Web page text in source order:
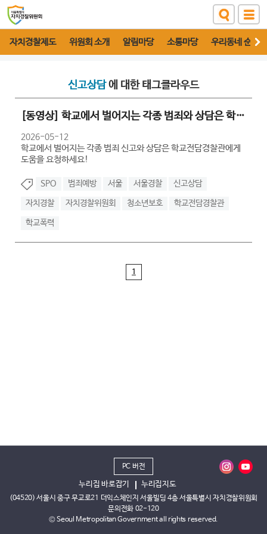
자치경찰제도 위원회 소개 알림마당 소통마당 우리동네 순찰대
신고상담에 대한 태그클라우드
[동영상] 학교에서 벌어지는 각종 범죄와 상담은 학교전담경찰관에게 도움을...
2026-05-12
학교에서 벌어지는 각종 범죄 신고와 상담은 학교전담경찰관에게
도움을 요청하세요!
SPO 범죄예방 서울 서울경찰 신고상담
자치경찰 자치경찰위원회 청소년보호 학교전담경찰관
학교폭력
1
PC 버전
누리집 바로잡기 누리집지도
(04520) 서울시 중구 무교로21 더익스체인지 서울빌딩 4층 서울특별시 자치경찰위원회
문의전화 02-120
© Seoul Metropolitan Government all rights reserved.